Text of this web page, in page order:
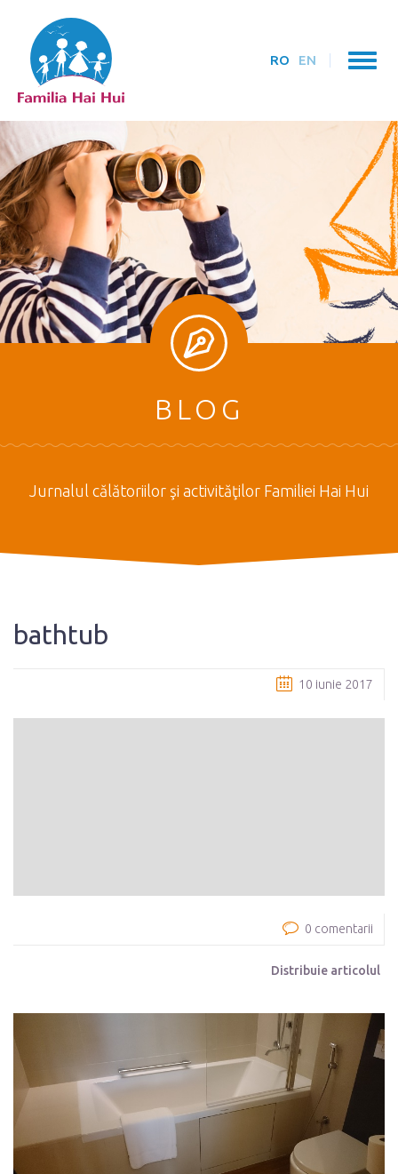
RO EN
BLOG
Jurnalul călătoriilor şi activităţilor Familiei Hai Hui
bathtub
10 iunie 2017
0 comentarii
Distribuie articolul